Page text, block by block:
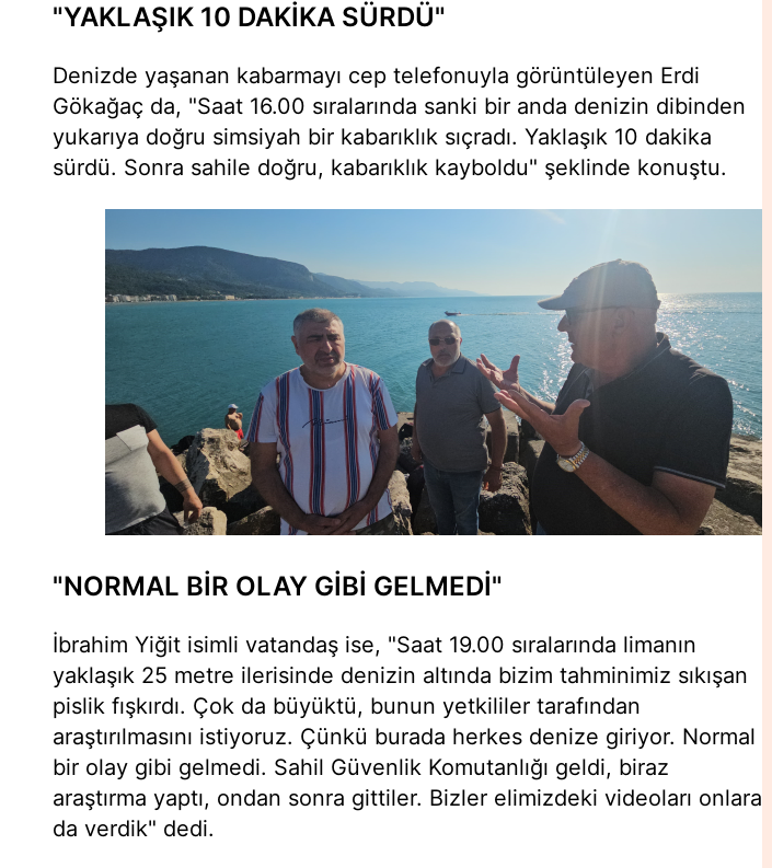
"YAKLAŞIK 10 DAKİKA SÜRDÜ"
Denizde yaşanan kabarmayı cep telefonuyla görüntüleyen Erdi
Gökağaç da, "Saat 16.00 sıralarında sanki bir anda denizin dibinden
yukarıya doğru simsiyah bir kabarıklık sıçradı. Yaklaşık 10 dakika
sürdü. Sonra sahile doğru, kabarıklık kayboldu" şeklinde konuştu.
"NORMAL BİR OLAY GİBİ GELMEDİ"
İbrahim Yiğit isimli vatandaş ise, "Saat 19.00 sıralarında limanın
yaklaşık 25 metre ilerisinde denizin altında bizim tahminimiz sıkışan
pislik fışkırdı. Çok da büyüktü, bunun yetkililer tarafından
araştırılmasını istiyoruz. Çünkü burada herkes denize giriyor. Normal
bir olay gibi gelmedi. Sahil Güvenlik Komutanlığı geldi, biraz
araştırma yaptı, ondan sonra gittiler. Bizler elimizdeki videoları onlara
da verdik" dedi.